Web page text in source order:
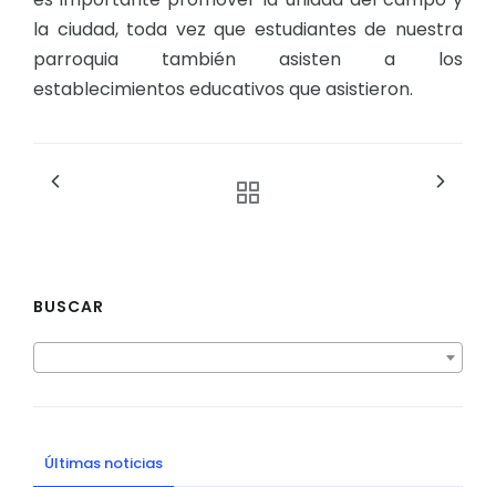
la ciudad, toda vez que estudiantes de nuestra
parroquia también asisten a los
establecimientos educativos que asistieron.
BUSCAR
Últimas noticias